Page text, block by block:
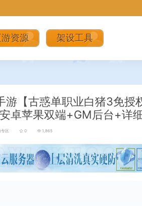
游资源 架设工具
游【古惑单职业白猪3免授
卓苹果双端+GM后台+详
专区 0 1,865